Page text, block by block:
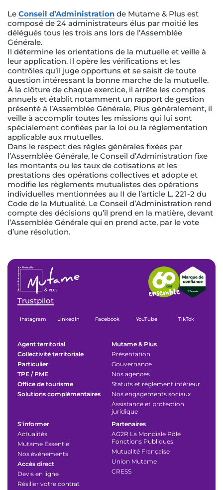
Le Conseil d’Administration de Mutame & Plus est
composé de 24 administrateurs élus par moitié les
délégués tous les trois ans lors de l’Assemblée
Générale.
Il détermine les orientations de la mutuelle et veille à
leur application. Il opère les vérifications et les
contrôles qu’il juge opportuns et se saisit de toute
question intéressant la bonne marche de la mutuelle.
À la clôture de chaque exercice, il arrête les comptes
annuels et établit notamment un rapport de gestion
présenté à l’Assemblée Générale. Plus généralement, il
veille à accomplir toutes les missions qui lui sont
spécialement confiées par la loi ou la réglementation
applicable aux mutuelles.
Dans le respect des règles générales fixées par
l’Assemblée Générale, le Conseil d’Administration fixe
les montants ou les taux de cotisations et les
prestations des opérations collectives et adopte et
modifie les règlements mutualistes des opérations
individuelles mentionnées au II de l’article L. 221-2 du
Code de la Mutualité. Le Conseil d’Administration rend
compte des décisions qu’il prend en la matière, devant
l’Assemblée Générale qui en prend acte, par le vote
d’une résolution.
Trustpilot
Instagram LinkedIn Facebook YouTube TikTok
Agent territorial
Collectivité territoriale
Particulier
TPE / PME
Office de tourisme
Solutions complémentaires
Mutame & Plus
Présentation
Gouvernance
Nos agences
Statuts et règlement intérieur
Nos engagements sociaux
Assistance et protection
juridique
S'informer
Actualités
Mutame Essentiel
Nos événements
Accès direct
Devis en ligne
Résilier votre contrat
Partenaires
AG2R La Mondiale Pôle
Fonctions Publiques
Mutualité Française
Union Mutame
CRESS